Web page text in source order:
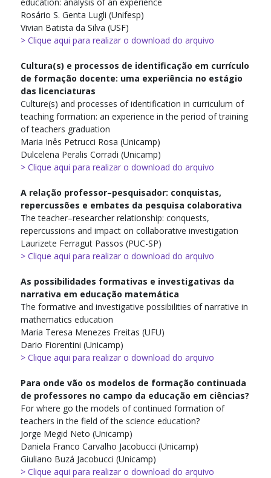
Rosário S. Genta Lugli (Unifesp)
Vivian Batista da Silva (USF)
> Clique aqui para realizar o download do arquivo
Cultura(s) e processos de identificação em currículo
de formação docente: uma experiência no estágio
das licenciaturas
Culture(s) and processes of identification in curriculum of
teaching formation: an experience in the period of training
of teachers graduation
Maria Inês Petrucci Rosa (Unicamp)
Dulcelena Peralis Corradi (Unicamp)
> Clique aqui para realizar o download do arquivo
A relação professor–pesquisador: conquistas,
repercussões e embates da pesquisa colaborativa
The teacher–researcher relationship: conquests,
repercussions and impact on collaborative investigation
Laurizete Ferragut Passos (PUC-SP)
> Clique aqui para realizar o download do arquivo
As possibilidades formativas e investigativas da
narrativa em educação matemática
The formative and investigative possibilities of narrative in
mathematics education
Maria Teresa Menezes Freitas (UFU)
Dario Fiorentini (Unicamp)
> Clique aqui para realizar o download do arquivo
Para onde vão os modelos de formação continuada
de professores no campo da educação em ciências?
For where go the models of continued formation of
teachers in the field of the science education?
Jorge Megid Neto (Unicamp)
Daniela Franco Carvalho Jacobucci (Unicamp)
Giuliano Buzá Jacobucci (Unicamp)
> Clique aqui para realizar o download do arquivo